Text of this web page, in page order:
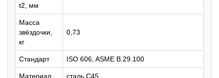
t2, мм
Масса
звёздочки,
кг
0,73
Стандарт ISO 606, ASME B.29.100
Материал сталь C45